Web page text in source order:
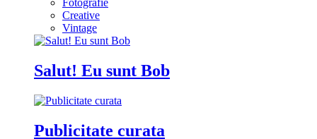
Fotografie
Creative
Vintage
Salut! Eu sunt Bob
Publicitate curata